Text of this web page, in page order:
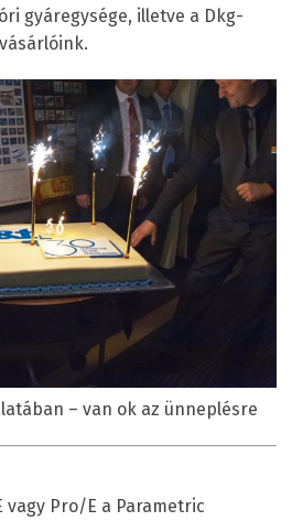
gyáregysége, illetve a Dkg-
– van ok az ünneplésre
vagy Pro/E a Parametric